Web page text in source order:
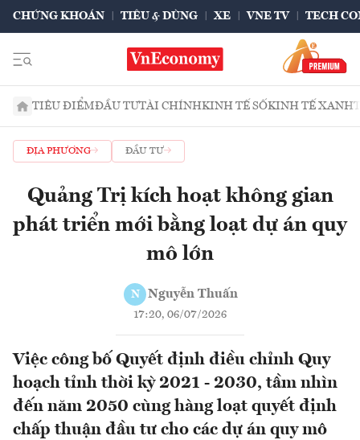
CHỨNG KHOÁN TIÊU & DÙNG XE VNE TV TECH
TIÊU ĐIỂMĐẦU TƯTÀI CHÍNHKINH TẾ SỐKINH TẾ XANH
ĐỊA PHƯƠNG ĐẦU TƯ
Quảng Trị kích hoạt không gian
phát triển mới bằng loạt dự án quy
mô lớn
N Nguyễn Thuấn
17:20, 06/07/2026
Việc công bố Quyết định điều chỉnh Quy
hoạch tỉnh thời kỳ 2021 - 2030, tầm nhìn
đến năm 2050 cùng hàng loạt quyết định
chấp thuận đầu tư cho các dự án quy mô